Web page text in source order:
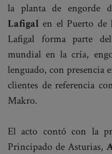
la planta de engorde
Lafigalen el Puerto de
Lafigal forma parte
mundial en la cría,
lenguado, con presencia
clientes de referencia
Makro.
El acto contó con la
Principado de Asturias,